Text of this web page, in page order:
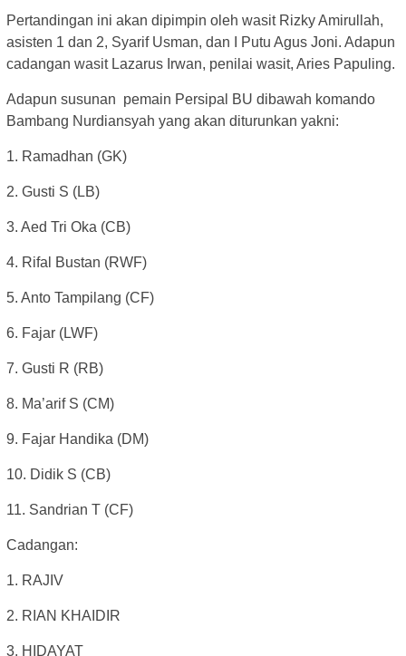
Pertandingan ini akan dipimpin oleh wasit Rizky Amirullah,
asisten 1 dan 2, Syarif Usman, dan I Putu Agus Joni. Adapun
cadangan wasit Lazarus Irwan, penilai wasit, Aries Papuling.
Adapun susunan pemain Persipal BU dibawah komando
Bambang Nurdiansyah yang akan diturunkan yakni:
1. Ramadhan (GK)
2. Gusti S (LB)
3. Aed Tri Oka (CB)
4. Rifal Bustan (RWF)
5. Anto Tampilang (CF)
6. Fajar (LWF)
7. Gusti R (RB)
8. Ma’arif S (CM)
9. Fajar Handika (DM)
10. Didik S (CB)
11. Sandrian T (CF)
Cadangan:
1. RAJIV
2. RIAN KHAIDIR
3. HIDAYAT